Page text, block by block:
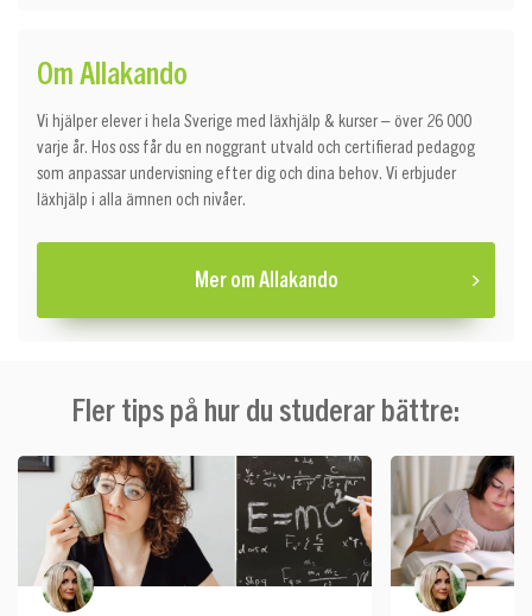
Om Allakando
Vi hjälper elever i hela Sverige med läxhjälp & kurser – över 26 000
varje år. Hos oss får du en noggrant utvald och certifierad pedagog
som anpassar undervisning efter dig och dina behov. Vi erbjuder
läxhjälp i alla ämnen och nivåer.
Mer om Allakando
Fler tips på hur du studerar bättre: